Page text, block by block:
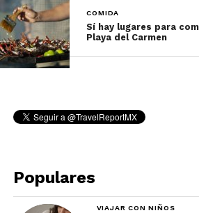
Posiblemente el platillo más
de la India, el pollo Tandoori se
muchas horas en una mezcla de
COMIDA
Sí hay lugares para
Playa del Carmen
Populares
VIAJAR CON NIÑOS